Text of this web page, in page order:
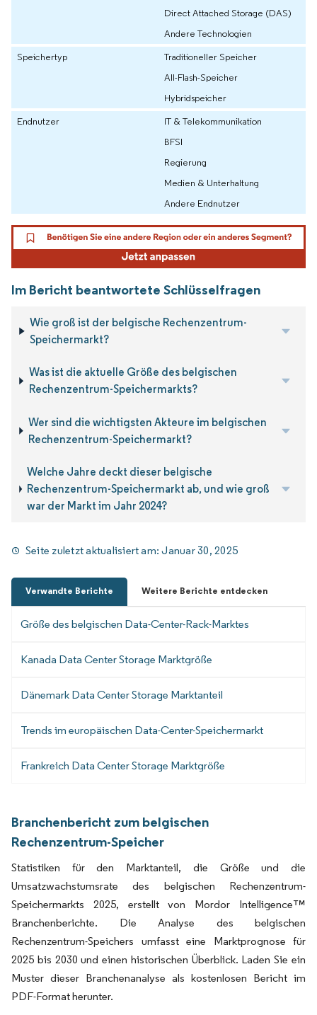
Direct Attached Storage (DAS)
Andere Technologien
Speichertyp
Traditioneller Speicher
All-Flash-Speicher
Hybridspeicher
Endnutzer
IT & Telekommunikation
BFSI
Regierung
Medien & Unterhaltung
Andere Endnutzer
Im Bericht beantwortete Schlüsselfragen
Wie groß ist der belgische Rechenzentrum-
Speichermarkt?
Was ist die aktuelle Größe des belgischen
Rechenzentrum-Speichermarkts?
Wer sind die wichtigsten Akteure im belgischen
Rechenzentrum-Speichermarkt?
Welche Jahre deckt dieser belgische
Rechenzentrum-Speichermarkt ab, und wie groß
war der Markt im Jahr 2024?
Seite zuletzt aktualisiert am:Januar 30, 2025
Verwandte Berichte Weitere Berichte entdecken
Größe des belgischen Data-Center-Rack-Marktes
Kanada Data Center Storage Marktgröße
Dänemark Data Center Storage Marktanteil
Trends im europäischen Data-Center-Speichermarkt
Frankreich Data Center Storage Marktgröße
Branchenbericht zum belgischen
Rechenzentrum-Speicher
Statistiken für den Marktanteil, die Größe und die
Umsatzwachstumsrate des belgischen Rechenzentrum-
Speichermarkts 2025, erstellt von Mordor Intelligence™
Branchenberichte. Die Analyse des belgischen
Rechenzentrum-Speichers umfasst eine Marktprognose für
2025 bis 2030 und einen historischen Überblick. Laden Sie ein
Muster dieser Branchenanalyse als kostenlosen Bericht im
PDF-Format herunter.